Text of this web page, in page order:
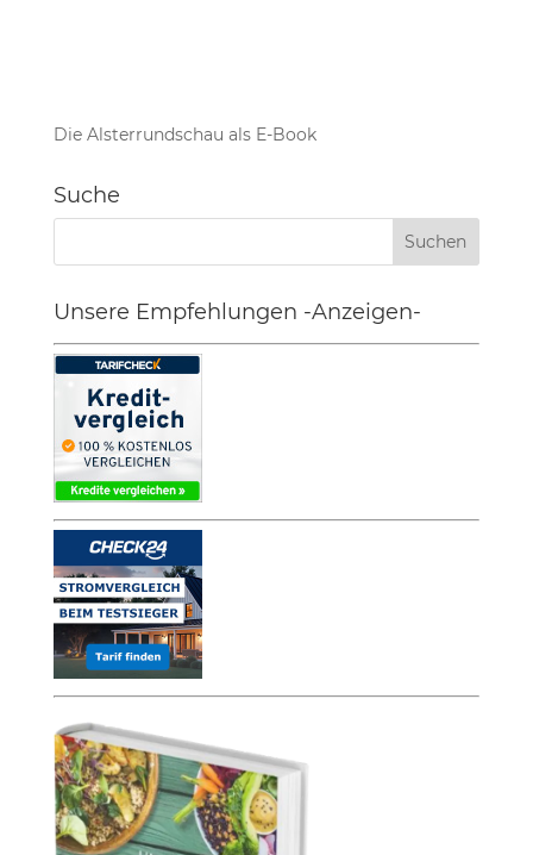
Die Alsterrundschau als E-Book
Suche
Unsere Empfehlungen -Anzeigen-